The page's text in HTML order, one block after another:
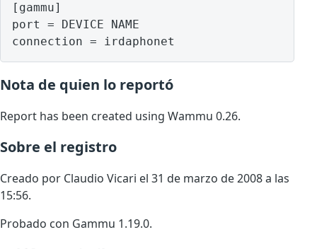
[gammu]
port = DEVICE NAME
Nota de quien lo reportó
Report has been created using Wammu 0.26.
Sobre el registro
Creado por Claudio Vicari el 31 de marzo de 2008 a las
15:56.
Probado con Gammu 1.19.0.